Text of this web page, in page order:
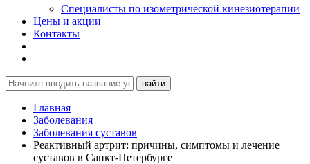
Специалисты по изометрической кинезиотерапии
Цены и акции
Контакты
найти
Главная
Заболевания
Заболевания суставов
Реактивный артрит: причины, симптомы и лечение
суставов в Санкт-Петербурге